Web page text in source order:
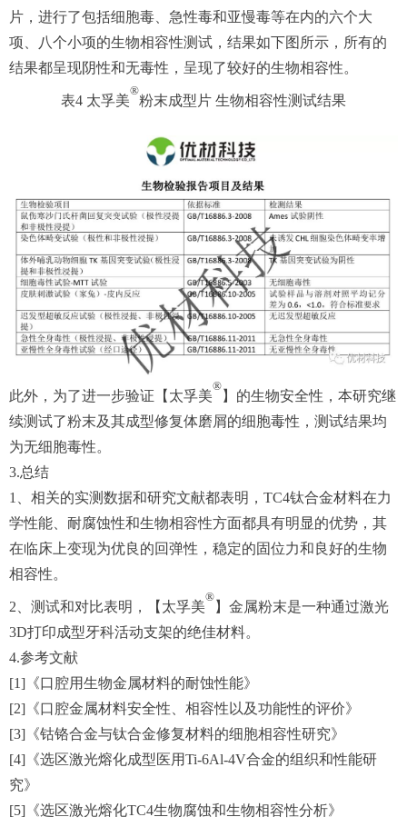
片，进行了包括细胞毒、急性毒和亚慢毒等在内的六个大
项、八个小项的生物相容性测试，结果如下图所示，所有的
结果都呈现阴性和无毒性，呈现了较好的生物相容性。
表4 太孚美
®
粉末成型片 生物相容性测试结果
此外，为了进一步验证【太孚美
®
】的生物安全性，本研究继
续测试了粉末及其成型修复体磨屑的细胞毒性，测试结果均
为无细胞毒性。
3.总结
1、相关的实测数据和研究文献都表明，TC4钛合金材料在力
学性能、耐腐蚀性和生物相容性方面都具有明显的优势，其
在临床上变现为优良的回弹性，稳定的固位力和良好的生物
相容性。
2、测试和对比表明，【太孚美
®
】金属粉末是一种通过激光
3D打印成型牙科活动支架的绝佳材料。
4.参考文献
[1]《口腔用生物金属材料的耐蚀性能》
[2]《口腔金属材料安全性、相容性以及功能性的评价》
[3]《钴铬合金与钛合金修复材料的细胞相容性研究》
[4]《选区激光熔化成型医用Ti-6Al-4V合金的组织和性能研
究》
[5]《选区激光熔化TC4生物腐蚀和生物相容性分析》